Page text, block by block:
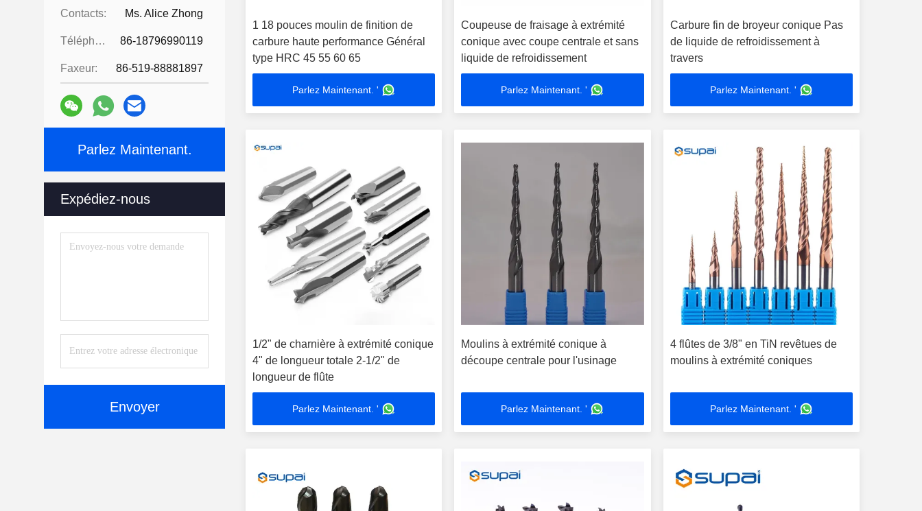
Contacts: Ms. Alice Zhong
Téléphone: 86-18796990119
Faxeur: 86-519-88881897
Parlez Maintenant.
Expédiez-nous
Envoyer
1 18 pouces moulin de finition de
carbure haute performance Général
type HRC 45 55 60 65
Parlez Maintenant. '
Coupeuse de fraisage à extrémité
conique avec coupe centrale et sans
liquide de refroidissement
Parlez Maintenant. '
Carbure fin de broyeur conique Pas
de liquide de refroidissement à
travers
Parlez Maintenant. '
1/2" de charnière à extrémité conique
4" de longueur totale 2-1/2" de
longueur de flûte
Parlez Maintenant. '
Moulins à extrémité conique à
découpe centrale pour l'usinage
Parlez Maintenant. '
4 flûtes de 3/8" en TiN revêtues de
moulins à extrémité coniques
Parlez Maintenant. '